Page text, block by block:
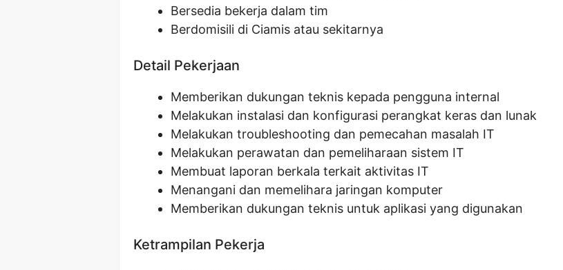
Bersedia bekerja dalam tim
Berdomisili di Ciamis atau sekitarnya
Detail Pekerjaan
Memberikan dukungan teknis kepada pengguna internal
Melakukan instalasi dan konfigurasi perangkat keras dan lunak
Melakukan troubleshooting dan pemecahan masalah IT
Melakukan perawatan dan pemeliharaan sistem IT
Membuat laporan berkala terkait aktivitas IT
Menangani dan memelihara jaringan komputer
Memberikan dukungan teknis untuk aplikasi yang digunakan
Ketrampilan Pekerja